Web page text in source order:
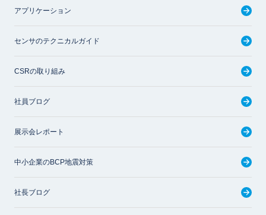
アプリケーション
センサのテクニカルガイド
CSRの取り組み
社員ブログ
展示会レポート
中小企業のBCP地震対策
社長ブログ